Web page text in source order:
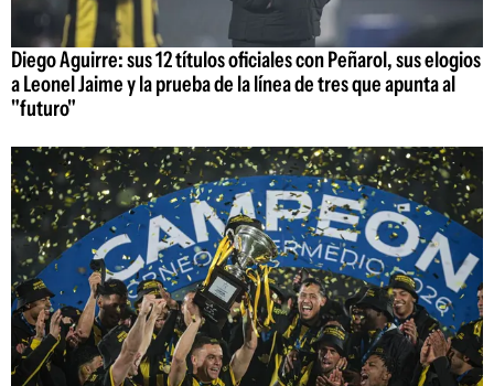
Diego Aguirre: sus 12 títulos oficiales con Peñarol, sus elogios
a Leonel Jaime y la prueba de la línea de tres que apunta al
"futuro"